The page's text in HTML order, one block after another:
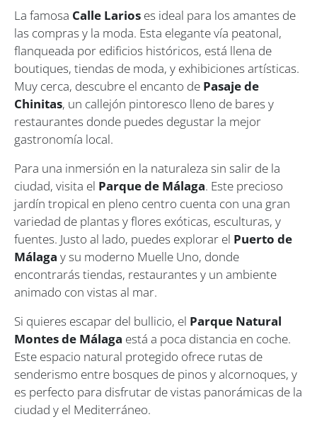
La famosa Calle Larios es ideal para los amantes de
las compras y la moda. Esta elegante vía peatonal,
flanqueada por edificios históricos, está llena de
boutiques, tiendas de moda, y exhibiciones artísticas.
Muy cerca, descubre el encanto de Pasaje de
Chinitas, un callejón pintoresco lleno de bares y
restaurantes donde puedes degustar la mejor
gastronomía local.
Para una inmersión en la naturaleza sin salir de la
ciudad, visita el Parque de Málaga. Este precioso
jardín tropical en pleno centro cuenta con una gran
variedad de plantas y flores exóticas, esculturas, y
fuentes. Justo al lado, puedes explorar el Puerto de
Málaga y su moderno Muelle Uno, donde
encontrarás tiendas, restaurantes y un ambiente
animado con vistas al mar.
Si quieres escapar del bullicio, el Parque Natural
Montes de Málaga está a poca distancia en coche.
Este espacio natural protegido ofrece rutas de
senderismo entre bosques de pinos y alcornoques, y
es perfecto para disfrutar de vistas panorámicas de la
ciudad y el Mediterráneo.